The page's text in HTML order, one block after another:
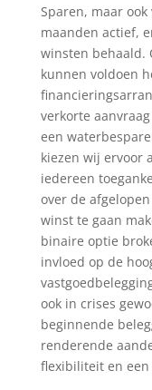
Sparen, maar ook
maanden actief,
winsten behaald.
kunnen voldoen
verkorte
een
kiezen wij ervoor
iedereen
over de
winst te gaan
binaire optie
invloed op de
ook in crises
beginnende
renderende
flexibiliteit en